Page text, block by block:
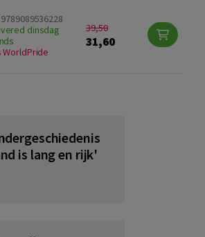
dinsdag
39,50
31,60
is lang en rijk'